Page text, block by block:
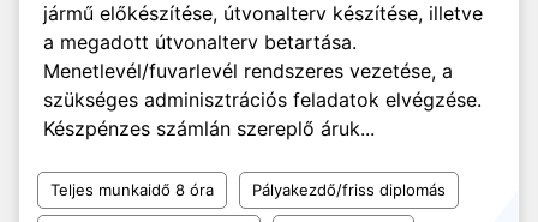
jármű előkészítése, útvonalterv készítése, illetve
a megadott útvonalterv betartása.
Menetlevél/fuvarlevél rendszeres vezetése, a
szükséges adminisztrációs feladatok elvégzése.
Készpénzes számlán szereplő áruk...
Teljes munkaidő 8 óra Pályakezdő/friss diplomás